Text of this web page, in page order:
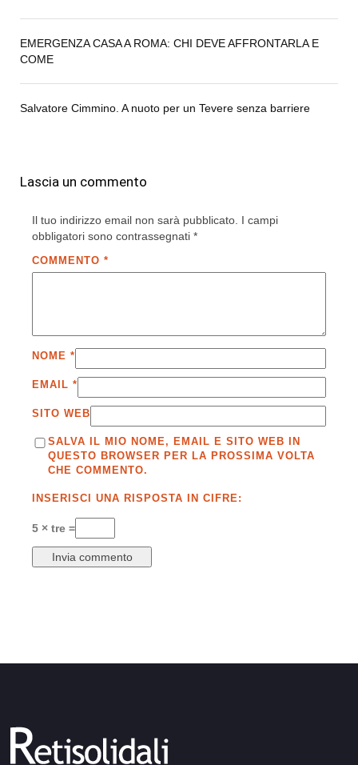
EMERGENZA CASA A ROMA: CHI DEVE AFFRONTARLA E
COME
Salvatore Cimmino. A nuoto per un Tevere senza barriere
Lascia un commento
Il tuo indirizzo email non sarà pubblicato. I campi
obbligatori sono contrassegnati *
COMMENTO *
NOME *
EMAIL *
SITO WEB
SALVA IL MIO NOME, EMAIL E SITO WEB IN
QUESTO BROWSER PER LA PROSSIMA VOLTA
CHE COMMENTO.
INSERISCI UNA RISPOSTA IN CIFRE:
5 × tre =